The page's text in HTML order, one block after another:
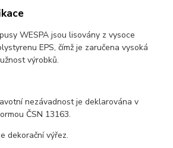
WESPA jsou lisovány z vysoce
EPS, čímž je zaručena vysoká
výrobků.
nezávadnost je deklarována v
ČSN 13163.
dekorační výřez.